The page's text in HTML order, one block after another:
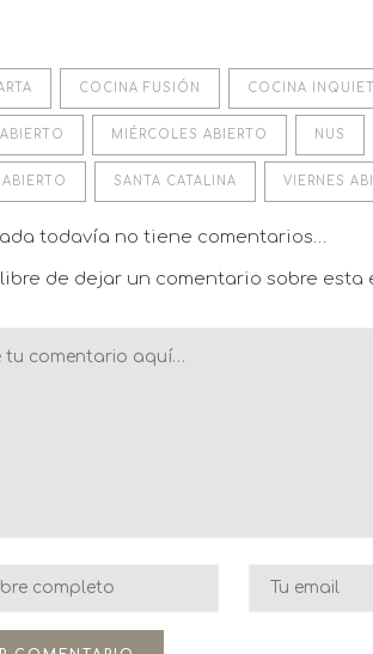
COCINA FUSIÓN COCINA
MIÉRCOLES ABIERTO NUS
SANTA CATALINA VIERNES
todavía no tiene comentarios…
de dejar un comentario sobre esta